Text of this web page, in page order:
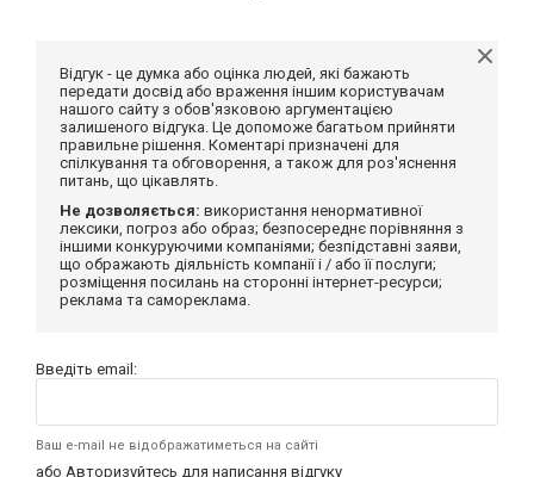
Відгук - це думка або оцінка людей, які бажають
передати досвід або враження іншим користувачам
нашого сайту з обов'язковою аргументацією
залишеного відгука. Це допоможе багатьом прийняти
правильне рішення. Коментарі призначені для
спілкування та обговорення, а також для роз'яснення
питань, що цікавлять.
Не дозволяється: використання ненормативної
лексики, погроз або образ; безпосереднє порівняння з
іншими конкуруючими компаніями; безпідставні заяви,
що ображають діяльність компанії і / або її послуги;
розміщення посилань на сторонні інтернет-ресурси;
реклама та самореклама.
Введіть email:
Ваш e-mail не відображатиметься на сайті
або Авторизуйтесь для написання відгуку